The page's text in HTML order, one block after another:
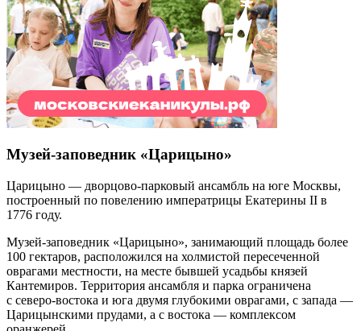
Музей-заповедник «Царицыно»
Царицыно — дворцово-парковый ансамбль на юге Москвы,
построенный по повелению императрицы Екатерины II в
1776 году.
Музей-заповедник «Царицыно», занимающий площадь более
100 гектаров, расположился на холмистой пересеченной
оврагами местности, на месте бывшей усадьбы князей
Кантемиров. Территория ансамбля и парка ограничена
с северо-востока и юга двумя глубокими оврагами, с запада —
Царицынскими прудами, а с востока — комплексом